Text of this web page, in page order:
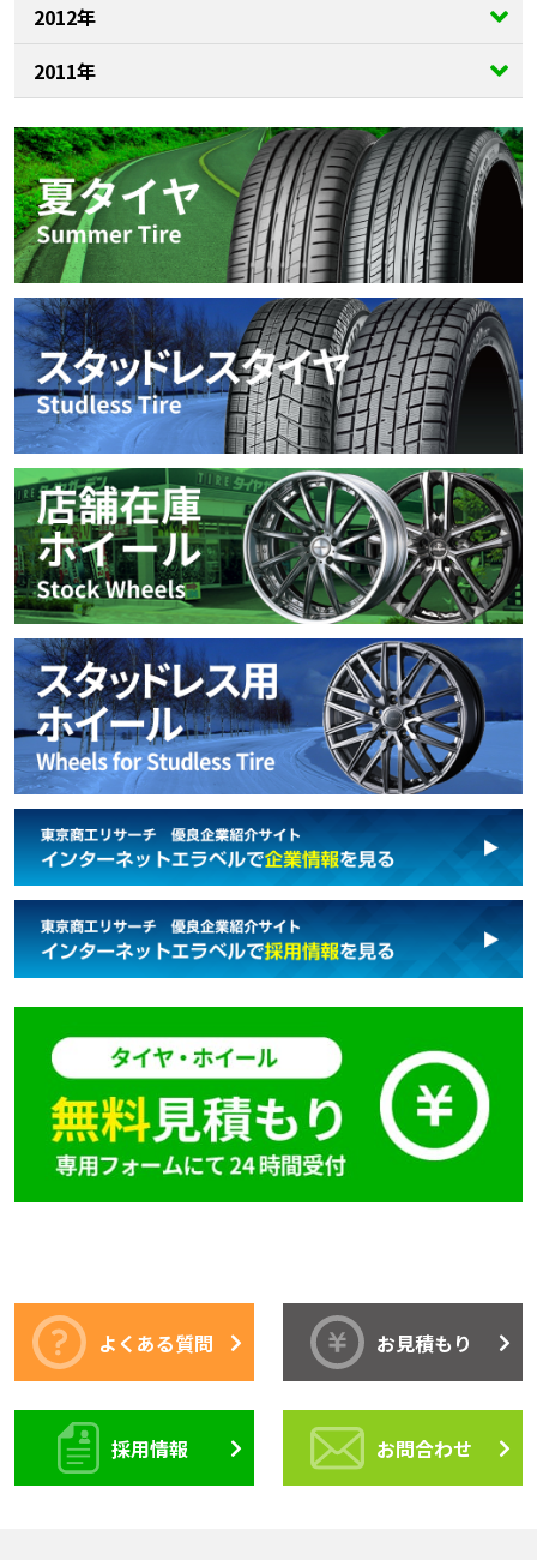
2012年
2011年
よくある質問 お見積もり
採用情報 お問合わせ